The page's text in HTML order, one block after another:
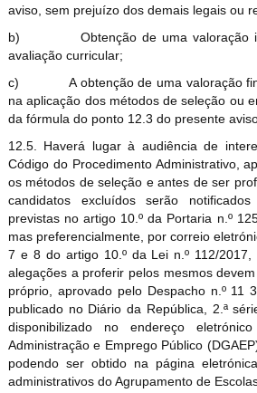
aviso, sem prejuízo dos demais legais ou
b)
Obtenção de uma valoração
avaliação curricular;
c)
A obtenção de uma valoração
na aplicação dos métodos de seleção ou
da fórmula do ponto 12.3 do presente
12.5. Haverá lugar à audiência de
Código do Procedimento Administrativo,
os métodos de seleção e antes de ser
candidatos excluídos serão
previstas no artigo 10.º da Portaria n.º
mas preferencialmente, por correio
7 e 8 do artigo 10.º da Lei n.º 112/
alegações a proferir pelos mesmos
próprio, aprovado pelo Despacho n.º 11
publicado no Diário da República, 2.ª
disponibilizado no endereço
Administração e Emprego Público
podendo ser obtido na página
administrativos do Agrupamento de